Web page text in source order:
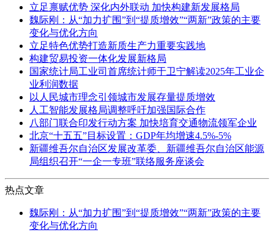
立足禀赋优势 深化内外联动 加快构建新发展格局
魏际刚：从“加力扩围”到“提质增效”“两新”政策的主要
变化与优化方向
立足特色优势打造新质生产力重要实践地
构建贸易投资一体化发展新格局
国家统计局工业司首席统计师于卫宁解读2025年工业企
业利润数据
以人民城市理念引领城市发展存量提质增效
人工智能发展格局调整呼吁加强国际合作
八部门联合印发行动方案 加快培育交通物流领军企业
北京“十五五”目标设置：GDP年均增速4.5%-5%
新疆维吾尔自治区发展改革委、新疆维吾尔自治区能源
局组织召开“一企一专班”联络服务座谈会
热点文章
魏际刚：从“加力扩围”到“提质增效”“两新”政策的主要
变化与优化方向